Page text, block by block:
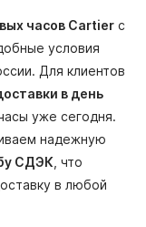
часов Cartier с
условия
Для клиентов
в день
уже сегодня.
надежную
СДЭК , что
в любой